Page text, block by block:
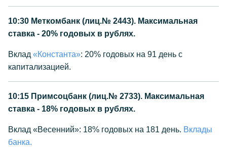
10:30 Меткомбанк (лиц.№ 2443). Максимальная
ставка - 20% годовых в рублях.
Вклад «Константа»: 20% годовых на 91 день с
капитализацией.
10:15 Примсоцбанк (лиц.№ 2733). Максимальная
ставка - 18% годовых в рублях.
Вклад «Весенний»: 18% годовых на 181 день. Вклады
банка.